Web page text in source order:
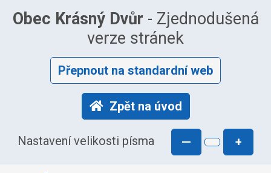
Obec Krásný Dvůr - Zjednodušená
verze stránek
Přepnout na standardní web
Zpět na úvod
Nastavení velikosti písma — +